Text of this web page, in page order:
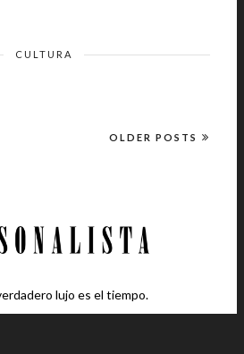
CULTURA
OLDER POSTS
lujo es el tiempo.